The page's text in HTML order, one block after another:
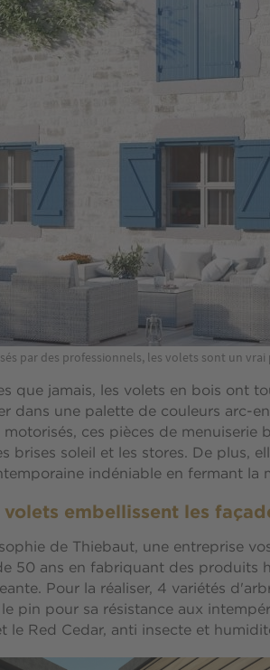
par des professionnels, les volets sont un
que jamais, les volets en bois ont
dans une palette de couleurs arc-
motorisés, ces pièces de menuiserie
brises soleil et les stores. De plus,
indéniable en fermant la
volets embellissent les
de Thiebaut, une entreprise
50 ans en fabriquant des produits
Pour la réaliser, 4 variétés
pin pour sa résistance aux
le Red Cedar, anti insecte et